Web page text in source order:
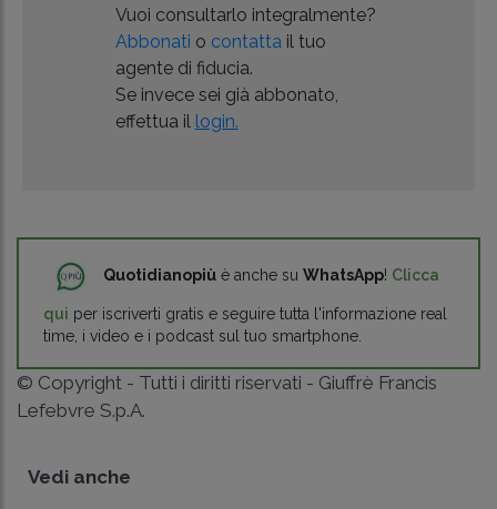
Vuoi consultarlo integralmente?
Abbonati o contattail tuo
agente di fiducia.
Se invece sei già abbonato,
effettua il login.
Quotidianopiù è anche su WhatsApp! Clicca
qui per iscriverti gratis e seguire tutta l'informazione real
time, i video e i podcast sul tuo smartphone.
© Copyright - Tutti i diritti riservati - Giuffrè Francis
Lefebvre S.p.A.
Vedi anche